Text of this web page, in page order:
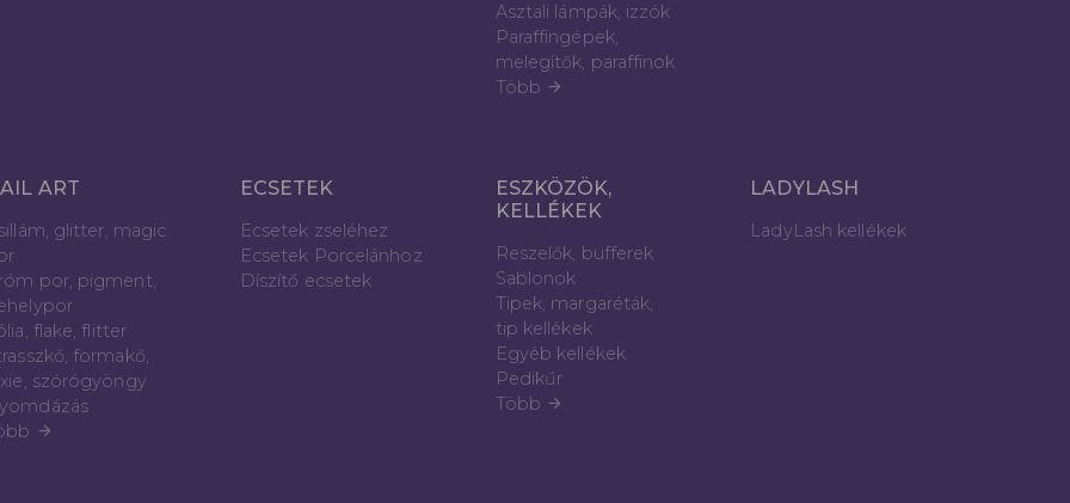
Asztali lámpák, izzók
Paraffingépek,
melegítők, paraffinok
Több arrow_forward
ART
glitter, magic
por, pigment,
flake, flitter
formakő,
szórógyöngy
arrow_forward
ECSETEK
Ecsetek zseléhez
Ecsetek Porcelánhoz
Díszítő ecsetek
ESZKÖZÖK,
KELLÉKEK
Reszelők, bufferek
Sablonok
Tipek, margaréták,
tip kellékek
Egyéb kellékek
Pedikűr
Több arrow_forward
LADYLASH
LadyLash kellékek